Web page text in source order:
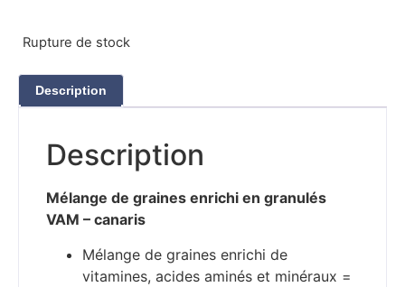
Rupture de stock
Description
Description
Mélange de graines enrichi en granulés
VAM – canaris
Mélange de graines enrichi de
vitamines, acides aminés et minéraux =